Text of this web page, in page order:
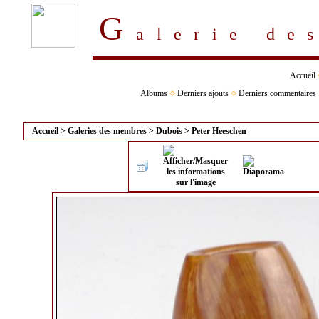
Galerie
Accueil
Albums
Derniers ajouts Derniers commentaires
Accueil > Galeries des membres > Dubois > Peter Heeschen